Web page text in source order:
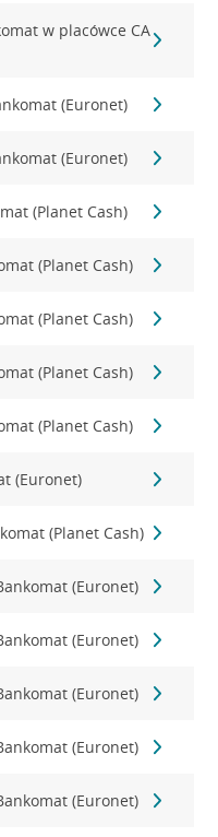
w placówce CA
(Euronet)
(Euronet)
(Planet Cash)
(Planet Cash)
(Planet Cash)
(Planet Cash)
(Planet Cash)
(Euronet)
(Planet Cash)
(Euronet)
(Euronet)
(Euronet)
(Euronet)
(Euronet)